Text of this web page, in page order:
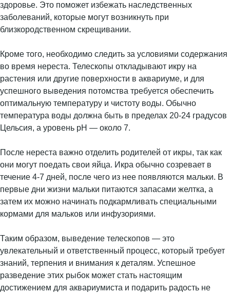
здоровье. Это поможет избежать наследственных
заболеваний, которые могут возникнуть при
близкородственном скрещивании.
Кроме того, необходимо следить за условиями содержания
во время нереста. Телескопы откладывают икру на
растения или другие поверхности в аквариуме, и для
успешного выведения потомства требуется обеспечить
оптимальную температуру и чистоту воды. Обычно
температура воды должна быть в пределах 20-24 градусов
Цельсия, а уровень pH — около 7.
После нереста важно отделить родителей от икры, так как
они могут поедать свои яйца. Икра обычно созревает в
течение 4-7 дней, после чего из нее появляются мальки. В
первые дни жизни мальки питаются запасами желтка, а
затем их можно начинать подкармливать специальными
кормами для мальков или инфузориями.
Таким образом, выведение телескопов — это
увлекательный и ответственный процесс, который требует
знаний, терпения и внимания к деталям. Успешное
разведение этих рыбок может стать настоящим
достижением для аквариумиста и подарить радость не